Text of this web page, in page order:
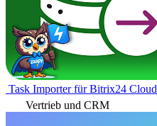
Task Importer für Bitrix24 Cloud
Vertrieb und CRM